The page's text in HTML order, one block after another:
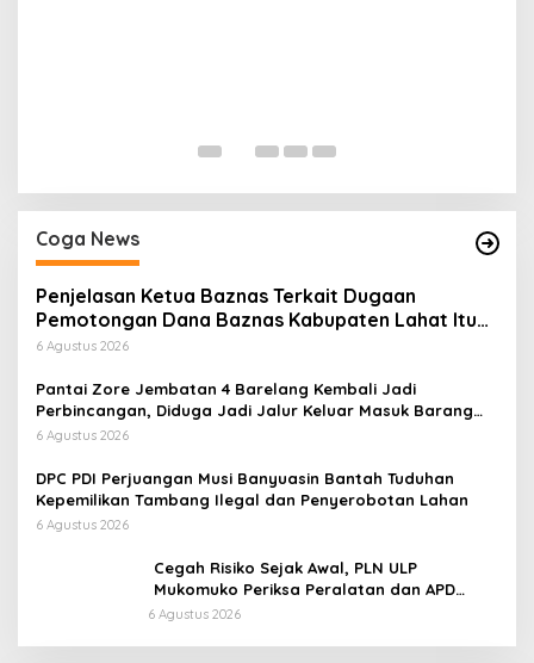
Coga News
Penjelasan Ketua Baznas Terkait Dugaan
Pemotongan Dana Baznas Kabupaten Lahat Itu
Tidak Benar
6 Agustus 2026
Pantai Zore Jembatan 4 Barelang Kembali Jadi
Perbincangan, Diduga Jadi Jalur Keluar Masuk Barang
Tanpa Dokumen Kepabeanan, Nama Berinisial WL
di Kawasan Pesisir
6 Agustus 2026
DPC PDI Perjuangan Musi Banyuasin Bantah Tuduhan
Kepemilikan Tambang Ilegal dan Penyerobotan Lahan
6 Agustus 2026
Cegah Risiko Sejak Awal, PLN ULP
Mukomuko Periksa Peralatan dan APD
Petugas secara Rutin
6 Agustus 2026